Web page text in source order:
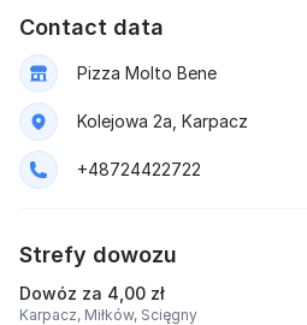
Contact data
Pizza Molto Bene
Kolejowa 2a, Karpacz
+48724422722
Strefy dowozu
Dowóz za 4,00 zł
Karpacz, Miłków, Scięgny